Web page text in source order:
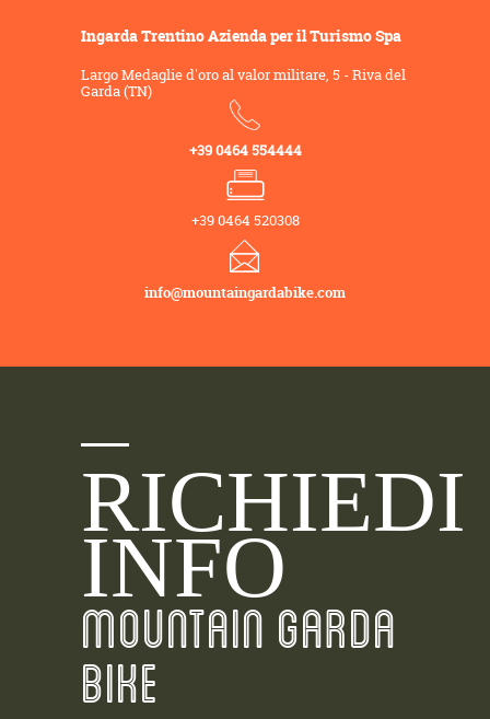
Ingarda Trentino Azienda per il Turismo Spa
Largo Medaglie d'oro al valor militare, 5 - Riva del
Garda (TN)
+39 0464 554444
+39 0464 520308
info@mountaingardabike.com
RICHIEDI
INFO
MOUNTAIN GARDA
BIKE